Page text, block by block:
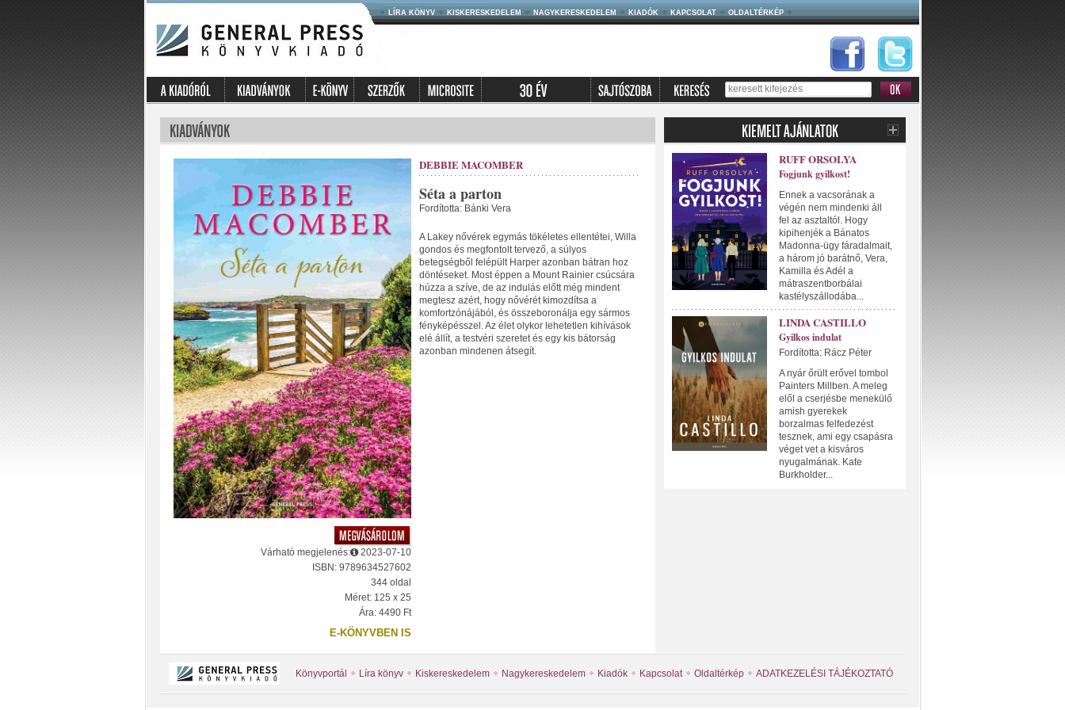
LÍRA KÖNYV KISKERESKEDELEM NAGYKERESKEDELEM KIADÓK KAPCSOLAT OLDALTÉRKÉP
Várható megjelenés:
2023-07-10
ISBN: 9789634527602
344 oldal
Méret: 125 x 25
Ára: 4490 Ft
E-KÖNYVBEN IS
DEBBIE MACOMBER
Séta a parton
Fordította: Bánki Vera
A Lakey nővérek egymás tökéletes ellentétei, Willa
gondos és megfontolt tervező, a súlyos
betegségből felépült Harper azonban bátran hoz
döntéseket. Most éppen a Mount Rainier csúcsára
húzza a szíve, de az indulás előtt még mindent
megtesz azért, hogy nővérét kimozdítsa a
komfortzónájából, és összeboronálja egy sármos
fényképésszel. Az élet olykor lehetetlen kihívások
elé állít, a testvéri szeretet és egy kis bátorság
azonban mindenen átsegít.
RUFF ORSOLYA
Fogjunk gyilkost!
Ennek a vacsorának a
végén nem mindenki áll
fel az asztaltól. Hogy
kipihenjék a Bánatos
Madonna-ügy fáradalmait,
a három jó barátnő, Vera,
Kamilla és Adél a
mátraszentborbálai
kastélyszállodába...
LINDA CASTILLO
Gyilkos indulat
Fordította: Rácz Péter
A nyár őrült erővel tombol
Painters Millben. A meleg
elől a cserjésbe menekülő
amish gyerekek
borzalmas felfedezést
tesznek, ami egy csapásra
véget vet a kisváros
nyugalmának. Kate
Burkholder...
Könyvportál Líra könyv Kiskereskedelem Nagykereskedelem Kiadók Kapcsolat Oldaltérkép ADATKEZELÉSI TÁJÉKOZTATÓ